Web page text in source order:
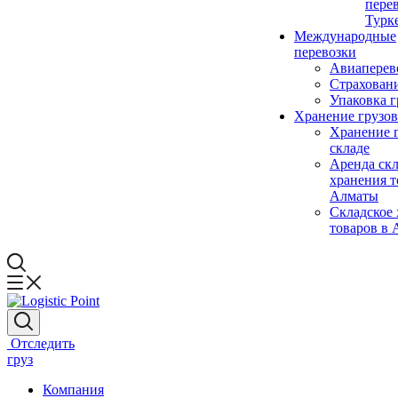
Международные
перевозки
Упаковка
Хранение
Хранение
складе
Аренда
хранения
Алматы
Складское
товаров в
Отследить
груз
Компания